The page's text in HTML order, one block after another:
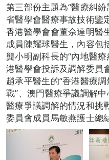
第三部份主題為“醫療糾
省醫學會醫療事故技術鑒
香港醫學會會董佘達明醫
成員陳耀球醫生，內容包
龔小明副科長的“內地醫
港醫學會投訴及調解委員
趙承平醫生的“香港醫療
戰”、澳門醫療爭議調解
醫療爭議調解的情況和挑
委員會成員馬敏燕護士總